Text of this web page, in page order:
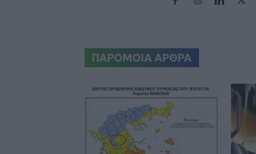
ΠΑΡΟΜΟΙΑ ΑΡΘΡΑ